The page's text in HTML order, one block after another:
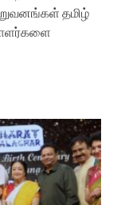
தமிழ்